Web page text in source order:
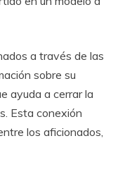
a través de las
sobre su
ayuda a cerrar la
Esta conexión
los aficionados,